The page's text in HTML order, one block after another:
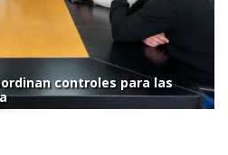
controles para las